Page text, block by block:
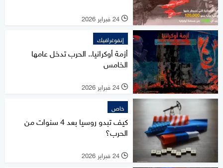
l 24 فبراير 2026
إنفوغرافيك
أزمة أوكرانيا.. الحرب تدخل عامها
الخامس
l 24 فبراير 2026
خاص
كيف تبدو روسيا بعد 4 سنوات من
الحرب؟
l 24 فبراير 2026